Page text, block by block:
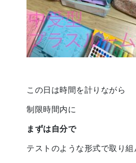
この日は時間を計りながら
制限時間内に
まずは自分で
テストのような形式で取り組